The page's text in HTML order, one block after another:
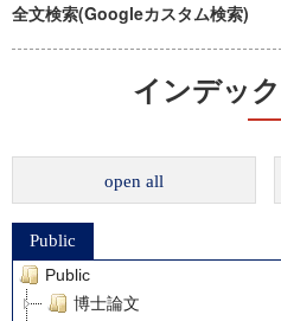
全文検索(Googleカスタム検索)
インデッ
open all
Public
Public
博士論文